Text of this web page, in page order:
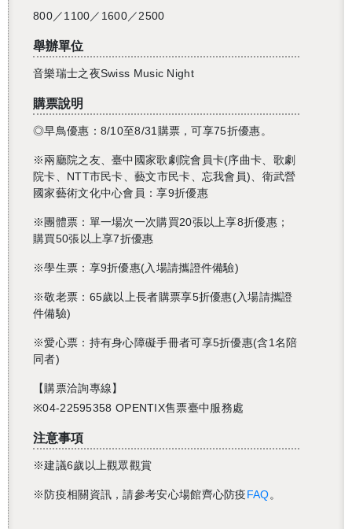
800／1100／1600／2500
舉辦單位
音樂瑞士之夜Swiss Music Night
購票說明
◎早鳥優惠：8/10至8/31購票，可享75折優惠。
※兩廳院之友、臺中國家歌劇院會員卡(序曲卡、歌劇
院卡、NTT市民卡、藝文市民卡、忘我會員)、衛武營
國家藝術文化中心會員：享9折優惠
※團體票：單一場次一次購買20張以上享8折優惠；
購買50張以上享7折優惠
※學生票：享9折優惠(入場請攜證件備驗)
※敬老票：65歲以上長者購票享5折優惠(入場請攜證
件備驗)
※愛心票：持有身心障礙手冊者可享5折優惠(含1名陪
同者)
【購票洽詢專線】
※04-22595358 OPENTIX售票臺中服務處
注意事項
※建議6歲以上觀眾觀賞
※防疫相關資訊，請參考安心場館齊心防疫FAQ。